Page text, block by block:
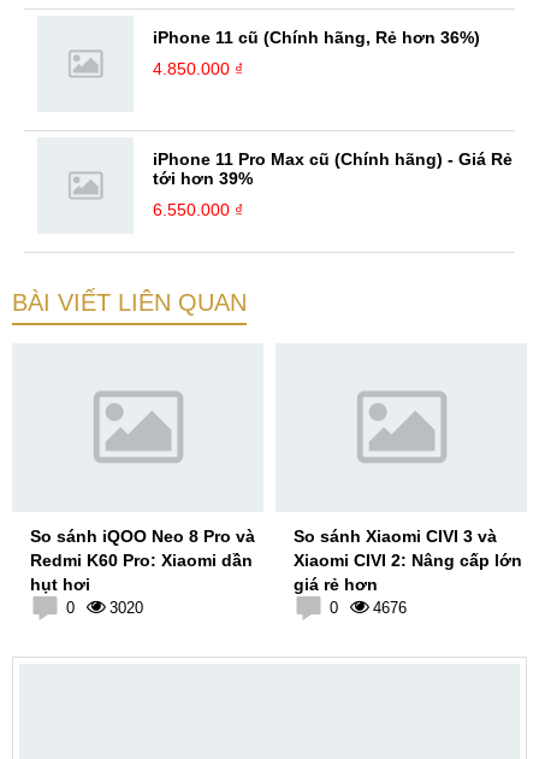
iPhone 11 cũ (Chính hãng, Rẻ hơn 36%)
4.850.000 ₫
iPhone 11 Pro Max cũ (Chính hãng) - Giá Rẻ
tới hơn 39%
6.550.000 ₫
BÀI VIẾT LIÊN QUAN
So sánh iQOO Neo 8 Pro và
Redmi K60 Pro: Xiaomi dần
hụt hơi
0 3020
So sánh Xiaomi CIVI 3 và
Xiaomi CIVI 2: Nâng cấp lớn
giá rẻ hơn
0 4676